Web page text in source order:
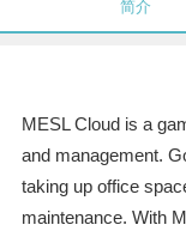
简介
MESL Cloud is a
and management.
taking up office
maintenance. With